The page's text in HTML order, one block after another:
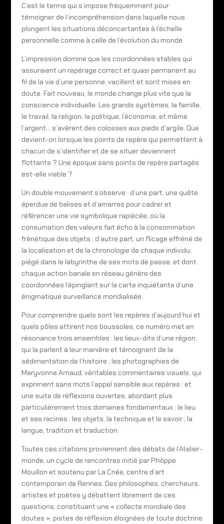
C’est le terme qui s’impose fréquemment pour
témoigner de l’incompréhension dans laquelle nous
plongent les situations déconcertantes à l’échelle
personnelle comme à celle de l’évolution du monde.
L’impression domine que les coordonnées stables qui
assuraient un repérage correct et quasi permanent au
fil de la vie d’une personne, vacillent et sont mises en
doute. Fait nouveau, le monde change plus vite que la
conscience individuelle. Les grands systèmes, la famille,
le travail, la religion, la politique, l’économie, et même
l’argent… s’avèrent des colosses aux pieds d’argile. Que
devient-on lorsque les points de repère qui permettent à
chacun de s’identifier et de se situer deviennent
flottants ? Une époque sans points de repère partagés
est-elle viable ?
Un double mouvement s’observe : d’une part, une quête
éperdue de balises et d’amarres pour cadrer et
référencer une vie symbolique rapiécée, où la
consumation des valeurs fait écho à la consommation
frénétique des objets ; d’autre part, un flicage effréné de
la localisation et de la chronologie de chaque individu,
piégé dans le labyrinthe de ses mots de passe, et dont
chaque action banale en réseau génère des
coordonnées l’épinglant sur la carte inquiétante d’une
énigmatique surveillance mondialisée.
Pour comprendre quels sont les repères d’aujourd’hui et
quels pôles attirent nos boussoles, ce numéro met en
résonance trois ensembles : les lieux-dits d’une région,
qui la parlent à leur manière et témoignent de la
sédimentation de l’histoire ; les photographies de
Maryvonne Arnaud, véritables commentaires visuels, qui
expriment sans mots l’appel sensible aux repères ; et
une suite de réflexions ouvertes, abordant plus
particulièrement trois domaines fondamentaux : le lieu
et ses racines ; les objets, la technique et le savoir ; la
langue, tradition et traduction.
Toutes ces citations proviennent des débats de l’Atelier-
monde, un cycle de rencontres initié par Philippe
Mouillon et soutenu par La Criée, centre d’art
contemporain de Rennes. Des philosophes, chercheurs,
artistes et poètes y débattent librement de ces
questions, constituant une « collecte mondiale des
doutes », pistes de réflexion éloignées de toute doctrine